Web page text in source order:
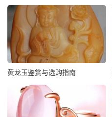
黄龙玉鉴赏与选购指南